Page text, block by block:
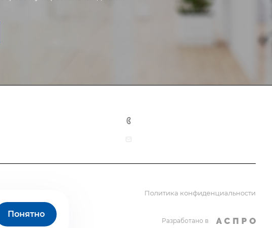
Понятно
Политика конфиденциальности
Разработано в